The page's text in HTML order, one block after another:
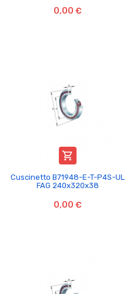
0,00 €

Cuscinetto B71948-E-T-P4S-UL
FAG 240x320x38
0,00 €